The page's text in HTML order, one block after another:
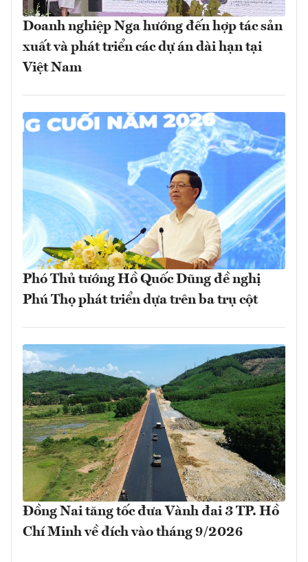
Doanh nghiệp Nga hướng đến hợp tác sản
xuất và phát triển các dự án dài hạn tại
Việt Nam
Phó Thủ tướng Hồ Quốc Dũng đề nghị
Phú Thọ phát triển dựa trên ba trụ cột
Đồng Nai tăng tốc đưa Vành đai 3 TP. Hồ
Chí Minh về đích vào tháng 9/2026